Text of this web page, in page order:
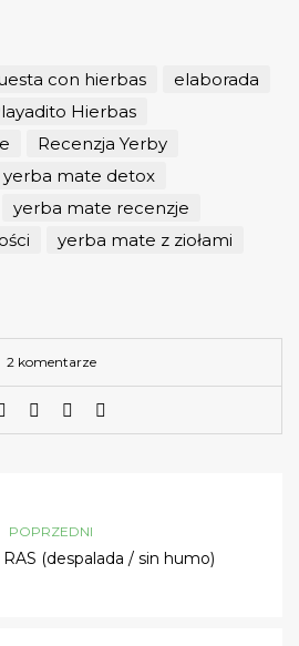
con hierbas
elaborada
Hierbas
Recenzja Yerby
yerba mate detox
yerba mate recenzje
yerba mate z ziołami
2 komentarze
POPRZEDNI
(despalada / sin humo)